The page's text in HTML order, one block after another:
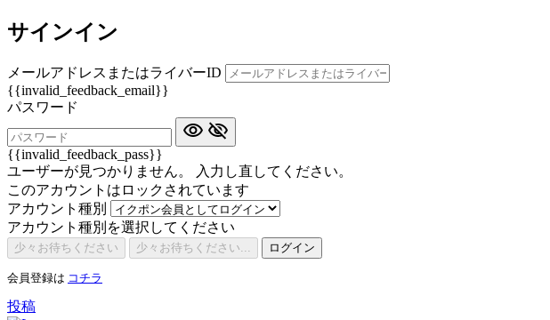
サインイン
メールアドレスまたはライバーID
{{invalid_feedback_email}}
パスワード
{{invalid_feedback_pass}}
ユーザーが見つかりません。 入力し直してください。
このアカウントはロックされています
アカウント種別
アカウント種別を選択してください
少々お待ちください 少々お待ちください... ログイン
会員登録は コチラ
投稿